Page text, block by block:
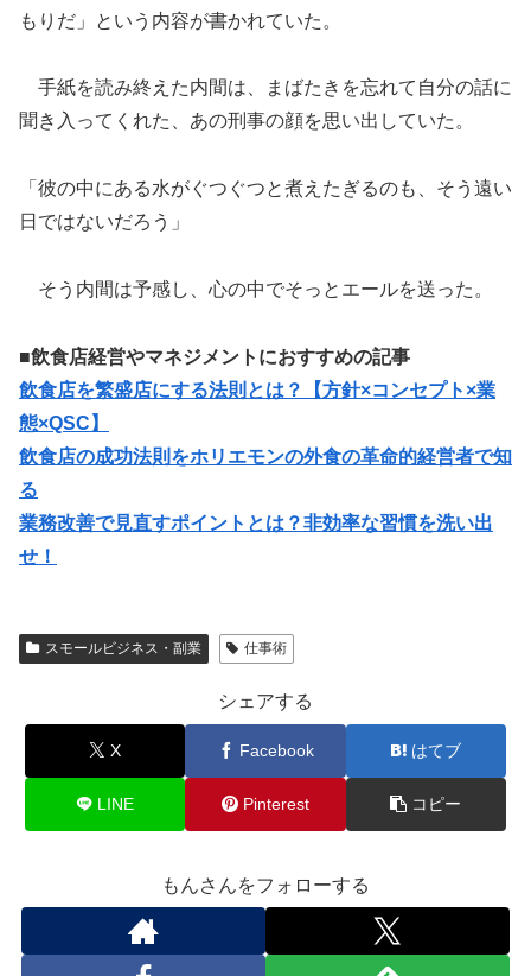
もりだ」という内容が書かれていた。
手紙を読み終えた内間は、まばたきを忘れて自分の話に
聞き入ってくれた、あの刑事の顔を思い出していた。
「彼の中にある水がぐつぐつと煮えたぎるのも、そう遠い
日ではないだろう」
そう内間は予感し、心の中でそっとエールを送った。
■飲食店経営やマネジメントにおすすめの記事
飲食店を繁盛店にする法則とは？【方針×コンセプト×業
態×QSC】
飲食店の成功法則をホリエモンの外食の革命的経営者で知
る
業務改善で見直すポイントとは？非効率な習慣を洗い出
せ！
スモールビジネス・副業 仕事術
シェアする
X Facebook はてブ
LINE Pinterest コピー
もんさんをフォローする